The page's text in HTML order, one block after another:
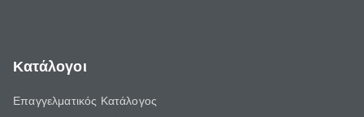
Κατάλογοι
Επαγγελματικός Κατάλογος